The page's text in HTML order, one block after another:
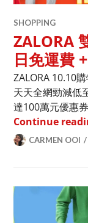
SHOPPING
ZALORA
日免運費
ZALORA 10.10
天天全網勁減低
達100萬元優惠
Continue
CARMEN OOI